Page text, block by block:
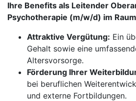
Ihre Benefits als Leitender
Psychotherapie (m/w/d) im
Attraktive Vergütung: Ein
Gehalt sowie eine
Altersvorsorge.
Förderung Ihrer
bei beruflichen
und externe Fortbildungen.